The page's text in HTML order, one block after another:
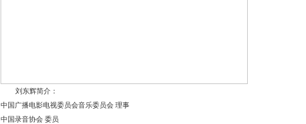
刘东辉简介：
中国广播电影电视委员会音乐委员会 理事
中国录音协会 委员